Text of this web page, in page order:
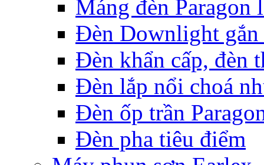
Máng đèn Paragon
Đèn Downlight
Đèn khẩn cấp, đèn
Đèn lắp nổi choá
Đèn ốp trần
Đèn pha tiêu điểm